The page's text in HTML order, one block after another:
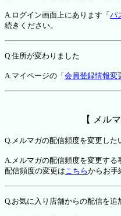
A.ログイン画面上にあります「 パ
続きください。
Q.住所が変わりました
A.マイページの「 会員登録情報変
【 メル
Q.メルマガの配信頻度を変更した
A.メルマガの配信頻度を変更する
配信頻度の変更はこちらからお手
Q.お気に入り店舗からの配信を追